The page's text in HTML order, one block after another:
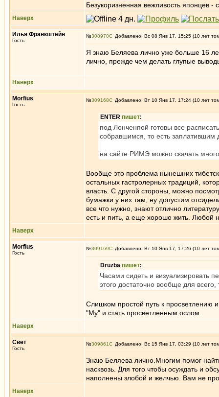
Безукоризненная вежливость японцев -
Наверх
Илья Франкштейн
Гость
№308970 Добавлено: Вс 08 Янв 17, 15:25 (10 лет
Я знаю Беляева лично уже больше 16
лично, прежде чем делать глупые
Наверх
Morfius
Гость
№309168 Добавлено: Вт 10 Янв 17, 17:24 (10 лет
ENTER пишет:
под Лонченпой готовы все
собравшимся, то есть заплатившим
на сайте РИМЭ можно скачать
Вообще это проблема нынешних
остальных гастролерных традиций,
власть. С другой стороны, можно
бумажки у них там, ну допустим
все что нужно, знают отлично
есть и пить, а еще хорошо жить. Любой
Наверх
Morfius
Гость
№309169 Добавлено: Вт 10 Янв 17, 17:26 (10 лет
Druzba пишет:
Часами сидеть и визуализировать
этого достаточно вообще для всего,
Слишком простой путь к просветлению
"Му" и стать просветленным ослом.
Наверх
Свет
Гость
№309861 Добавлено: Вс 15 Янв 17, 03:29 (10 лет
Знаю Беляева лично.Многим помог
насквозь. Для того чтобы осуждать и
наполнены злобой и желчью. Вам не
Наверх